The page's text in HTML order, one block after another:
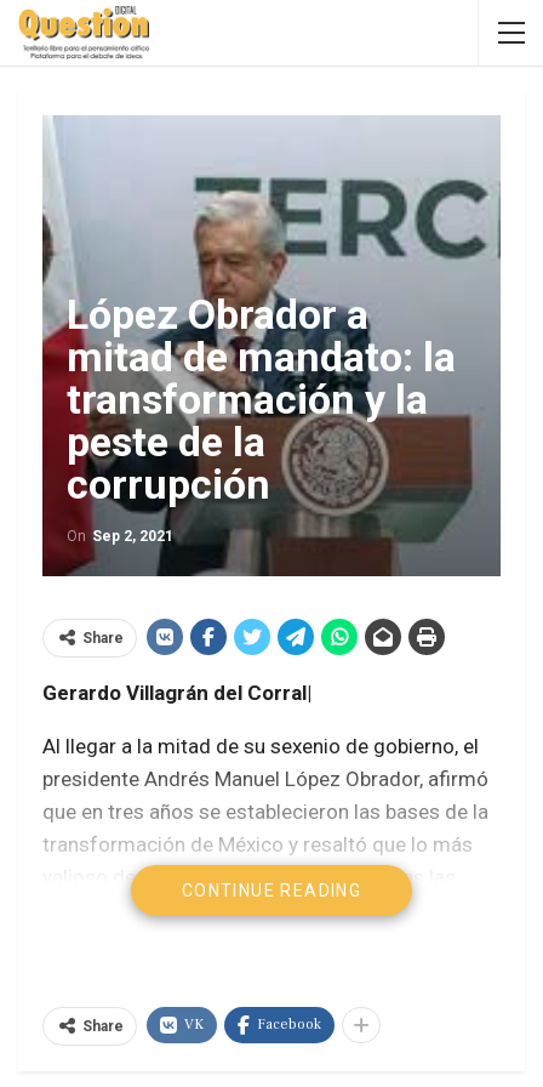
López Obrador a
mitad de mandato: la
transformación y la
peste de la
corrupción
On Sep 2, 2021
Share
Gerardo Villagrán del Corral|
Al llegar a la mitad de su sexenio de gobierno, el
presidente Andrés Manuel López Obrador, afirmó
que en tres años se establecieron las bases de la
transformación de México y resaltó que lo más
valioso de su gestión es que pese a todas las
dificultades no se dejó de impulsar el combate a
al descubierto la gran farsa neoliberal.
CONTINUE READING
Share VK Facebook